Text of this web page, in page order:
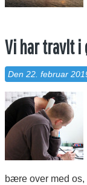
Vi har travlt
Den 22. februar
bære over med